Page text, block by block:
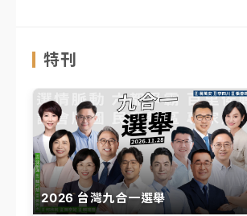
特刊
2026 台灣九合一選舉